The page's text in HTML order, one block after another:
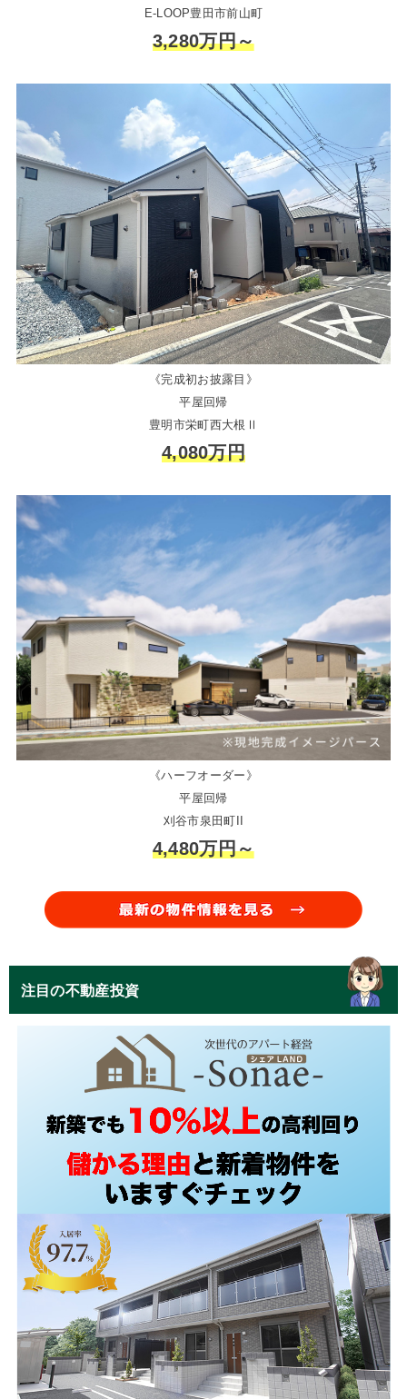
E-LOOP豊田市前山町
3,280万円～
《完成初お披露目》
平屋回帰
豊明市栄町西大根Ⅱ
4,080万円
《ハーフオーダー》
平屋回帰
刈谷市泉田町II
4,480万円～
注目の不動産投資